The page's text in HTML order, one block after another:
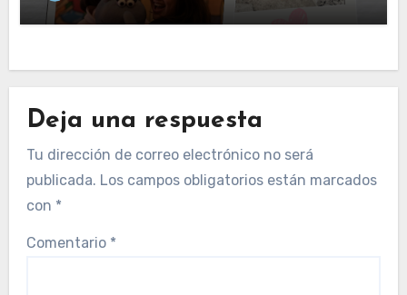
Deja una respuesta
Tu dirección de correo electrónico no será
publicada. Los campos obligatorios están marcados
con *
Comentario *